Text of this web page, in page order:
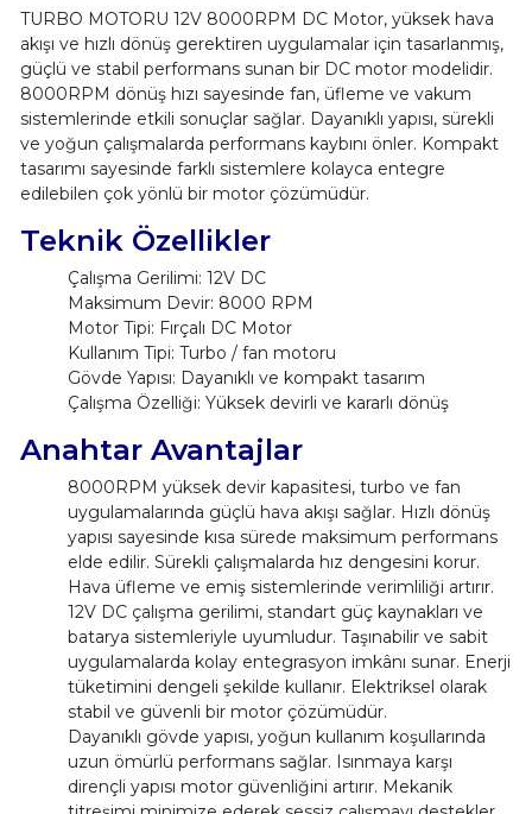
TURBO MOTORU 12V 8000RPM DC Motor, yüksek hava
akışı ve hızlı dönüş gerektiren uygulamalar için tasarlanmış,
güçlü ve stabil performans sunan bir DC motor modelidir.
8000RPM dönüş hızı sayesinde fan, üfleme ve vakum
sistemlerinde etkili sonuçlar sağlar. Dayanıklı yapısı, sürekli
ve yoğun çalışmalarda performans kaybını önler. Kompakt
tasarımı sayesinde farklı sistemlere kolayca entegre
edilebilen çok yönlü bir motor çözümüdür.
Teknik Özellikler
Çalışma Gerilimi: 12V DC
Maksimum Devir: 8000 RPM
Motor Tipi: Fırçalı DC Motor
Kullanım Tipi: Turbo / fan motoru
Gövde Yapısı: Dayanıklı ve kompakt tasarım
Çalışma Özelliği: Yüksek devirli ve kararlı dönüş
Anahtar Avantajlar
8000RPM yüksek devir kapasitesi, turbo ve fan
uygulamalarında güçlü hava akışı sağlar. Hızlı dönüş
yapısı sayesinde kısa sürede maksimum performans
elde edilir. Sürekli çalışmalarda hız dengesini korur.
Hava üfleme ve emiş sistemlerinde verimliliği artırır.
12V DC çalışma gerilimi, standart güç kaynakları ve
batarya sistemleriyle uyumludur. Taşınabilir ve sabit
uygulamalarda kolay entegrasyon imkânı sunar. Enerji
tüketimini dengeli şekilde kullanır. Elektriksel olarak
stabil ve güvenli bir motor çözümüdür.
Dayanıklı gövde yapısı, yoğun kullanım koşullarında
uzun ömürlü performans sağlar. Isınmaya karşı
dirençli yapısı motor güvenliğini artırır. Mekanik